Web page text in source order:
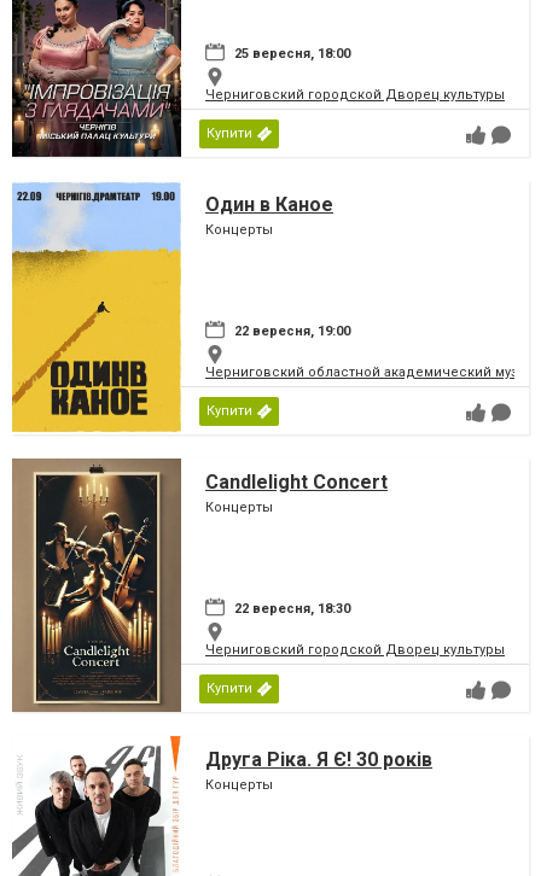
25 вересня, 18:00
Черниговский городской Дворец культуры
Купити
Один в Каное
Концерты
22 вересня, 19:00
Черниговский областной академический
Купити
Candlelight Concert
Концерты
22 вересня, 18:30
Черниговский городской Дворец культуры
Купити
Друга Ріка. Я Є! 30 років
Концерты